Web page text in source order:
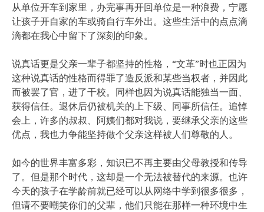
从单位开车到家里，办完事再开回单位是一种浪费，宁愿
让孩子开自家的车或骑自行车外出。这些生活中的点点滴
滴都在我心中留下了深刻的印象。
说真话更是父亲一辈子都坚持的性格，“文革”时也正因为
这种说真话的性格而得罪了造反派和某些当权者，并因此
而被罢了官，进了干校。同样也因为说真话能独当一面、
获得信任。退休后仍被机关的上下级、同事所信任。追悼
会上，许多的叔叔、阿姨们都对我说，要继承父亲的这些
优点，我也力争能坚持做个父亲这样被人们尊敬的人。
如今的世界丰富多彩，知识已不再主要由父母教授和传导
了。但是那个时代，这却是一个无法被替代的来源。也许
今天的孩子在学龄前就已经可以从网络中学到很多很多，
但请不要嘲笑你们的父辈，他们只能在那样一种环境中生